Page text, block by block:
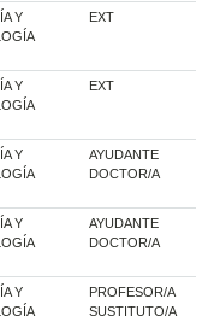
Y
EXT
Y
EXT
Y
AYUDANTE
DOCTOR/A
Y
AYUDANTE
DOCTOR/A
Y
PROFESOR/A
SUSTITUTO/A